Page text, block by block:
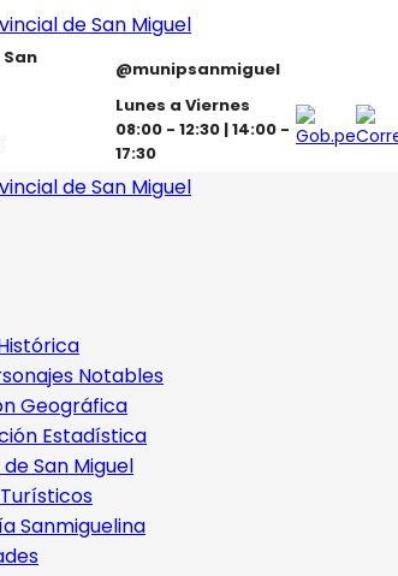
@munipsanmiguel
Lunes a Viernes
08:00 - 12:30 | 14:00 -
17:30
Notables
Geográfica
Estadística
San Miguel
Sanmiguelina